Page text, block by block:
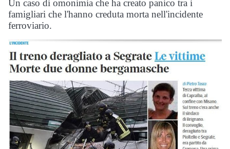
Un caso di omonimia che ha creato panico tra i
famigliari che l'hanno creduta morta nell'incidente
ferroviario.